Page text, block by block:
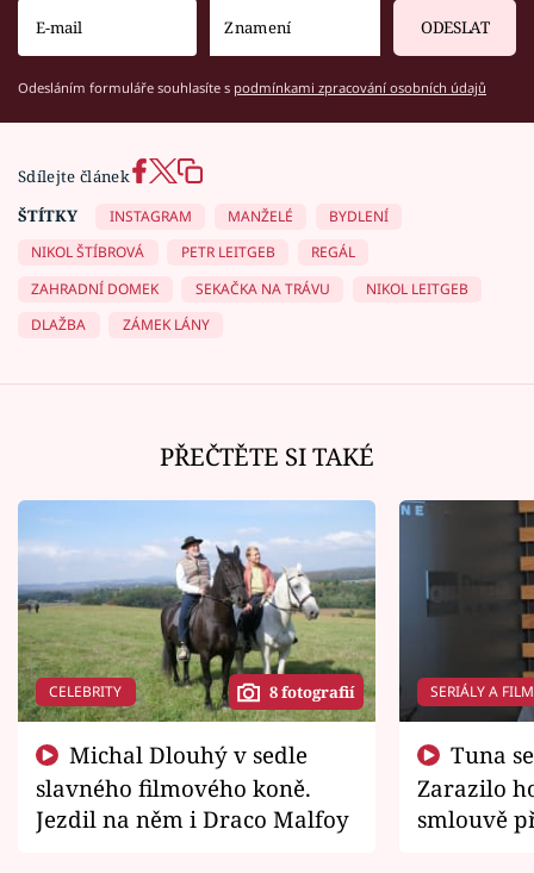
ODESLAT
Odesláním formuláře souhlasíte s podmínkami zpracování osobních údajů
Sdílejte článek
ŠTÍTKY
INSTAGRAM MANŽELÉ
BYDLENÍ
NIKOL ŠTÍBROVÁ
PETR LEITGEB
REGÁL
ZAHRADNÍ DOMEK
SEKAČKA NA TRÁVU
NIKOL LEITGEB
DLAŽBA
ZÁMEK LÁNY
PŘEČTĚTE SI TAKÉ
CELEBRITY 8 fotografií
slavného filmového koně.
Jezdil na něm i Draco Malfoy
SERIÁLY A
Zarazilo
smlouvě